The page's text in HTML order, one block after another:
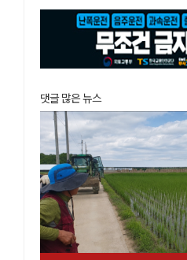
댓글 많은 뉴스